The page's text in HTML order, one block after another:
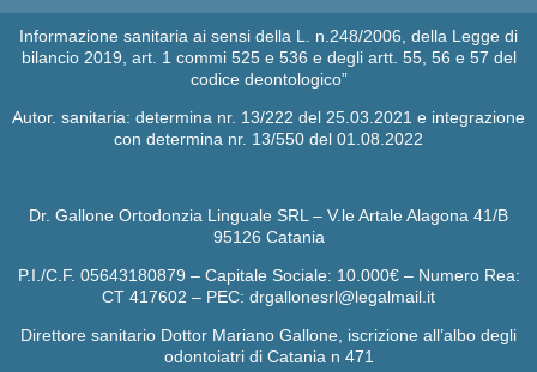
Informazione sanitaria ai sensi della L. n.248/2006, della Legge di
bilancio 2019, art. 1 commi 525 e 536 e degli artt. 55, 56 e 57 del
codice deontologico”
Autor. sanitaria: determina nr. 13/222 del 25.03.2021 e integrazione
con determina nr. 13/550 del 01.08.2022
Dr. Gallone Ortodonzia Linguale SRL – V.le Artale Alagona 41/B
95126 Catania
P.I./C.F. 05643180879 – Capitale Sociale: 10.000€ – Numero Rea:
CT 417602 – PEC: drgallonesrl@legalmail.it
Direttore sanitario Dottor Mariano Gallone, iscrizione all’albo degli
odontoiatri di Catania n 471